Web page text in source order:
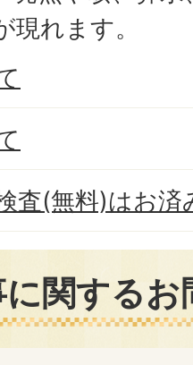
現れます。
査(無料)はお済
関する